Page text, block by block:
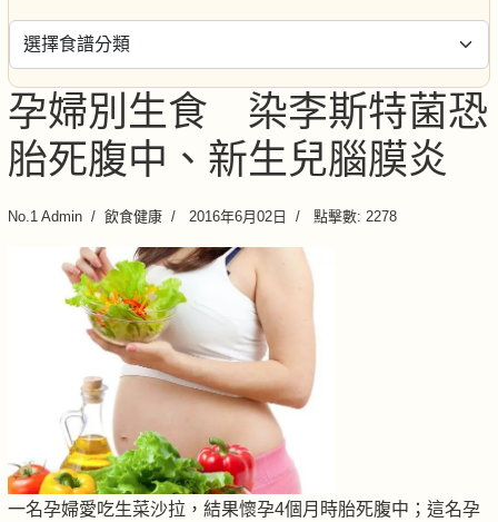
選擇食譜分類
孕婦別生食 染李斯特菌恐
胎死腹中、新生兒腦膜炎
No.1 Admin 飲食健康 2016年6月02日 點擊數: 2278
一名孕婦愛吃生菜沙拉，結果懷孕4個月時胎死腹中；這名孕